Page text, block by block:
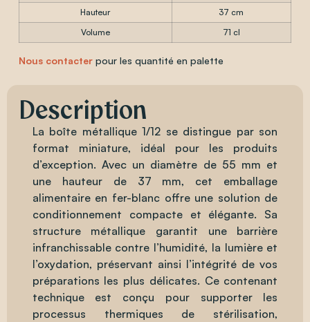
Hauteur
37 cm
Volume
71 cl
Nous contacter pour les quantité en palette
Description
La boîte métallique 1/12 se distingue par son
format miniature, idéal pour les produits
d’exception. Avec un diamètre de 55 mm et
une hauteur de 37 mm, cet emballage
alimentaire en fer-blanc offre une solution de
conditionnement compacte et élégante. Sa
structure métallique garantit une barrière
infranchissable contre l’humidité, la lumière et
l’oxydation, préservant ainsi l’intégrité de vos
préparations les plus délicates. Ce contenant
technique est conçu pour supporter les
processus thermiques de stérilisation,